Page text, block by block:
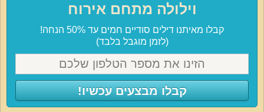
וילולה מתחם אירוח
קבלו מאיתנו דילים סודיים חמים עד 50% הנחה!
(לזמן מוגבל בלבד)
קבלו מבצעים עכשיו!